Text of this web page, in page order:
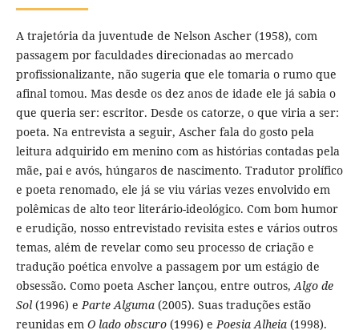
A trajetória da juventude de Nelson Ascher (1958), com
passagem por faculdades direcionadas ao mercado
profissionalizante, não sugeria que ele tomaria o rumo que
afinal tomou. Mas desde os dez anos de idade ele já sabia o
que queria ser: escritor. Desde os catorze, o que viria a ser:
poeta. Na entrevista a seguir, Ascher fala do gosto pela
leitura adquirido em menino com as histórias contadas pela
mãe, pai e avós, húngaros de nascimento. Tradutor prolífico
e poeta renomado, ele já se viu várias vezes envolvido em
polêmicas de alto teor literário-ideológico. Com bom humor
e erudição, nosso entrevistado revisita estes e vários outros
temas, além de revelar como seu processo de criação e
tradução poética envolve a passagem por um estágio de
obsessão. Como poeta Ascher lançou, entre outros, Algo de
Sol(1996) e Parte Alguma(2005). Suas traduções estão
reunidas em O lado obscuro(1996) e Poesia Alheia(1998).